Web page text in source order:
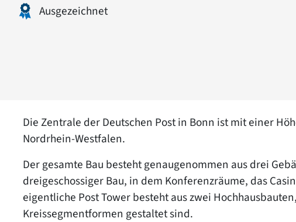
Ausgezeichnet
Die Zentrale der Deutschen Post in Bonn ist mit einer
Nordrhein-Westfalen.
Der gesamte Bau besteht genaugenommen aus drei
dreigeschossiger Bau, in dem Konferenzräume, das
eigentliche Post Tower besteht aus zwei
Kreissegmentformen gestaltet sind.